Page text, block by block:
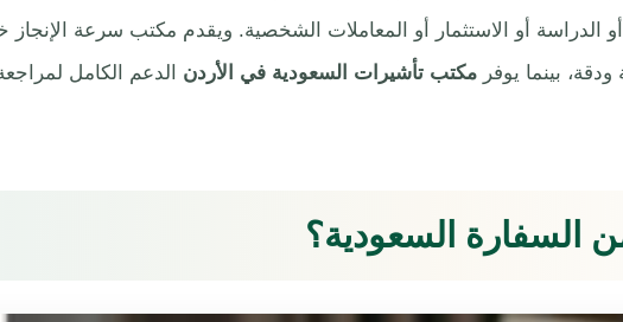
الدراسة أو الاستثمار أو المعاملات الشخصية. ويقدم مكتب سرعة
بينما يوفر مكتب تأشيرات السعودية في الأردن الدعم الكامل
السفارة السعودية؟